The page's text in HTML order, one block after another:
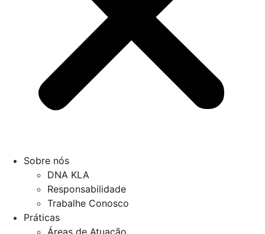
Sobre nós
DNA KLA
Responsabilidade
Trabalhe Conosco
Práticas
Áreas de Atuação